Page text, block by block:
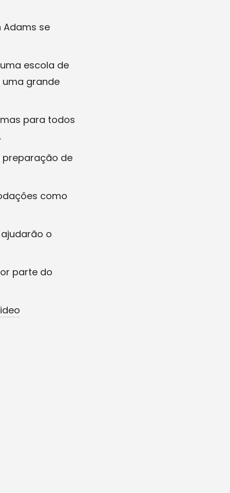
Adams se
escola de
uma grande
para todos
preparação de
como
o
parte do